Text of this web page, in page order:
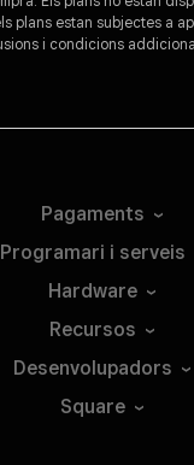
plans estan subjectes a
i condicions
Pagaments
Programari i serveis
Hardware
Recursos
Desenvolupadors
Square